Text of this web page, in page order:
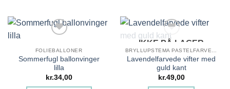
FOLIEBALLONER
Sommerfugl ballonvinger
lilla
kr.34,00
IKKE PÅ LAGER
Lavendelfarvede vifter med
guld kant
kr.49,00